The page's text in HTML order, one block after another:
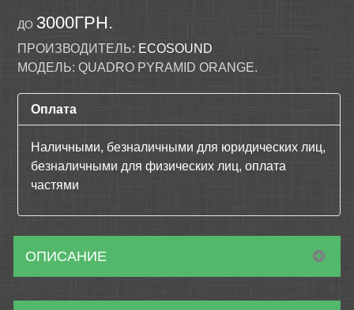
ДО 3000ГРН.
ПРОИЗВОДИТЕЛЬ: ECOSOUND
МОДЕЛЬ: QUADRO PYRAMID ORANGE.
Оплата
Наличными, безналичными для юридических лиц,
безналичными для физических лиц, оплата
частями
ОПИСАНИЕ